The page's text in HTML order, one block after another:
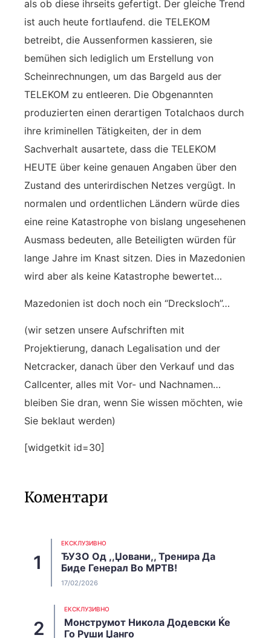
als ob diese ihrseits gefertigt. Der gleiche Trend
ist auch heute fortlaufend. die TELEKOM
betreibt, die Aussenformen kassieren, sie
bemühen sich lediglich um Erstellung von
Scheinrechnungen, um das Bargeld aus der
TELEKOM zu entleeren. Die Obgenannten
produzierten einen derartigen Totalchaos durch
ihre kriminellen Tätigkeiten, der in dem
Sachverhalt ausartete, dass die TELEKOM
HEUTE über keine genauen Angaben über den
Zustand des unterirdischen Netzes vergügt. In
normalen und ordentlichen Ländern würde dies
eine reine Katastrophe von bislang ungesehenen
Ausmass bedeuten, alle Beteiligten würden für
lange Jahre im Knast sitzen. Dies in Mazedonien
wird aber als keine Katastrophe bewertet…
Mazedonien ist doch noch ein “Drecksloch”…
(wir setzen unsere Aufschriften mit
Projektierung, danach Legalisation und der
Netcracker, danach über den Verkauf und das
Callcenter, alles mit Vor- und Nachnamen…
bleiben Sie dran, wenn Sie wissen möchten, wie
Sie beklaut werden)
[widgetkit id=30]
Коментари
EКСКЛУЗИВНО
ЂУЗО Од ,,Џовани,, Тренира Да
Биде Генерал Во МРТВ!
17/02/2026
EКСКЛУЗИВНО
Монструмот Никола Додевски Ќе
Го Руши Џанго